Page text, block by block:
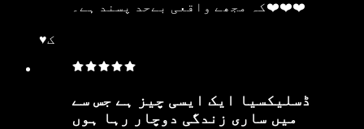
کہ مجھے واقعی بےحد پسند ہے۔❤️❤️❤️
♥︎ک
ڈسلیکسیا ایک ایسی چیز ہے جس سے
میں ساری زندگی دوچار رہا ہوں